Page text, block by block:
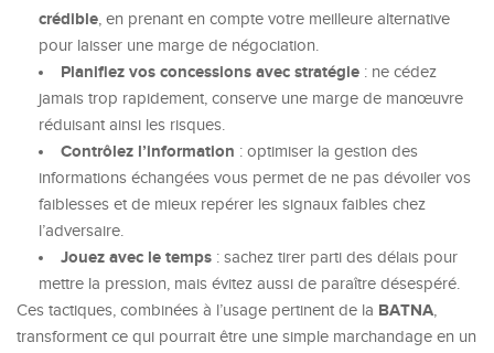
crédible, en prenant en compte votre meilleure alternative
pour laisser une marge de négociation.
Planifiez vos concessions avec stratégie : ne cédez
jamais trop rapidement, conserve une marge de manœuvre
réduisant ainsi les risques.
Contrôlez l’information : optimiser la gestion des
informations échangées vous permet de ne pas dévoiler vos
faiblesses et de mieux repérer les signaux faibles chez
l’adversaire.
Jouez avec le temps : sachez tirer parti des délais pour
mettre la pression, mais évitez aussi de paraître désespéré.
Ces tactiques, combinées à l’usage pertinent de la BATNA,
transforment ce qui pourrait être une simple marchandage en un